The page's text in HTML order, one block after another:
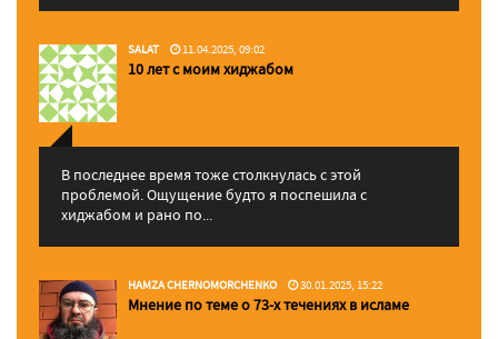
SALAT 11.04.2025, 09:02
10 лет с моим хиджабом
В последнее время тоже столкнулась с этой
проблемой. Ощущение будто я поспешила с
хиджабом и рано по...
HAMZA CHERNOMORCHENKO 30.01.2025, 15:22
Мнение по теме о 73-х течениях в исламе